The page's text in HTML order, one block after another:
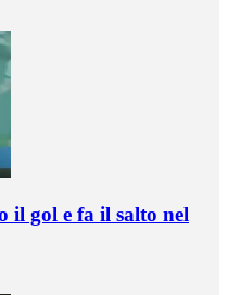
il gol e fa il salto nel